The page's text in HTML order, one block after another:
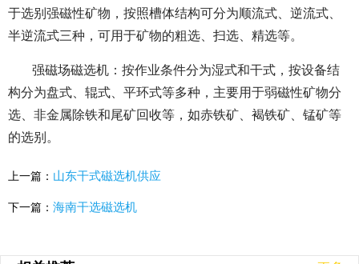
于选别强磁性矿物，按照槽体结构可分为顺流式、逆流式、
半逆流式三种，可用于矿物的粗选、扫选、精选等。
强磁场磁选机：按作业条件分为湿式和干式，按设备结
构分为盘式、辊式、平环式等多种，主要用于弱磁性矿物分
选、非金属除铁和尾矿回收等，如赤铁矿、褐铁矿、锰矿等
的选别。
上一篇： 山东干式磁选机供应
下一篇： 海南干选磁选机